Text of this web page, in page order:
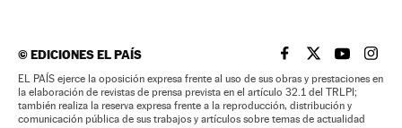
©EDICIONES EL PAÍS EL PAÍS BRASIL EN
EL PAÍSEL PAÍS
EL
EL PAÍS ejerce la oposición expresa frente al uso de sus obras y prestaciones en
la elaboración de revistas de prensa prevista en el artículo 32.1 del TRLPI;
también realiza la reserva expresa frente a la reproducción, distribución y
comunicación pública de sus trabajos y artículos sobre temas de actualidad